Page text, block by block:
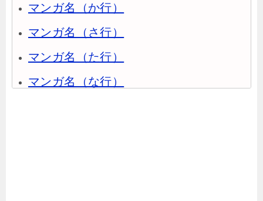
マンガ名（か行）
マンガ名（さ行）
マンガ名（た行）
マンガ名（な行）